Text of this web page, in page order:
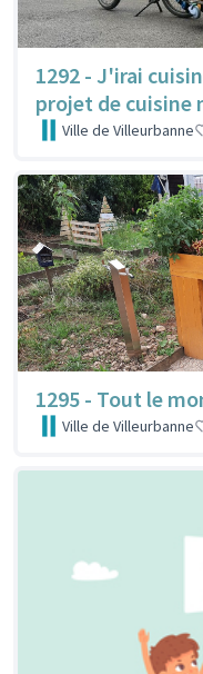
1292 - J'irai
projet de cuisine
Ville de Villeurbanne
1295 - Tout le
Ville de Villeurbanne